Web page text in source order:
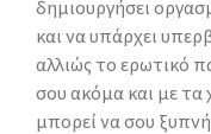
δημιουργήσει
και να υπάρχει
αλλιώς το ερωτικό
σου ακόμα και με τα
μπορεί να σου